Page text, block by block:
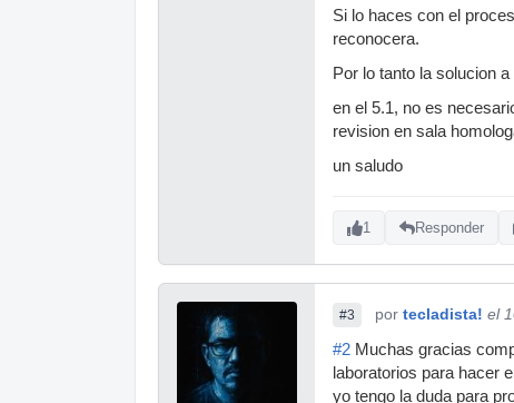
Si lo haces con el
reconocera.
Por lo tanto la solucion
en el 5.1, no es
revision en sala
un saludo
1 Responder
#3 por tecladista! el
#2 Muchas gracias
laboratorios para hacer
yo tengo la duda para